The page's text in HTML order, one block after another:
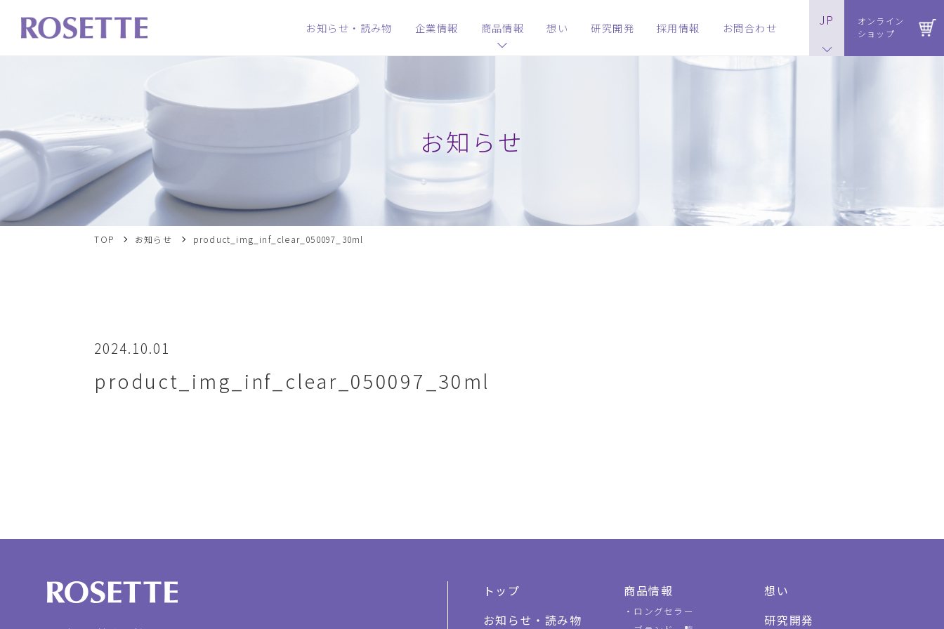
お知らせ・読み物 企業情報 商品情報 想い 研究開発 採用情報 お問合わせ JP
オンライン
ショップ
お知らせ
TOP お知らせ product_img_inf_clear_050097_30ml
2024.10.01
product_img_inf_clear_050097_30ml
トップ
お知らせ・読み物
商品情報
ロングセラー
想い
研究開発